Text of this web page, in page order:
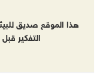
هذا الموقع صديق
التفكير